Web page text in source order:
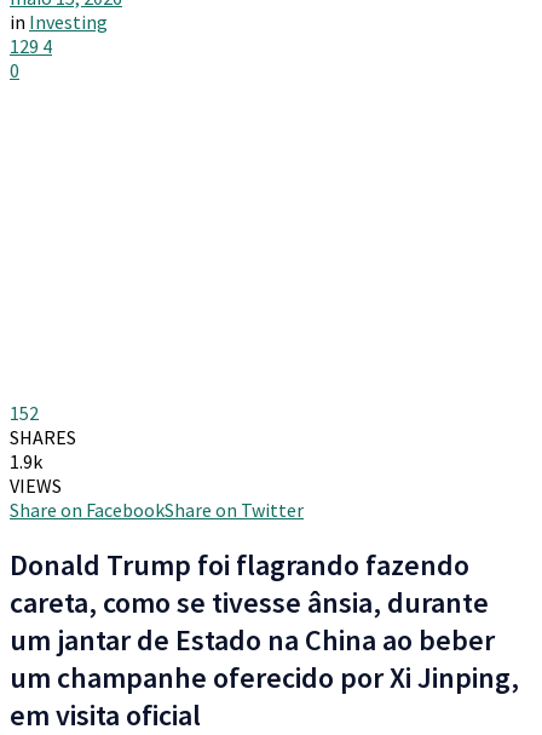
in Investing
129 4
0
152
SHARES
1.9k
VIEWS
Share on FacebookShare on Twitter
Donald Trump foi flagrando fazendo
careta, como se tivesse ânsia, durante
um jantar de Estado na China ao beber
um champanhe oferecido por Xi Jinping,
em visita oficial